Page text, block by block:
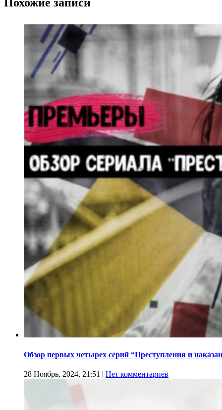
Похожие записи
Обзор первых четырех серий “Преступления и
28 Ноябрь, 2024, 21:51 | Нет комментариев